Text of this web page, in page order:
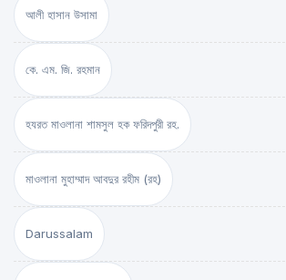
আলী হাসান উসামা
কে. এম. জি. রহমান
হযরত মাওলানা শামসুল হক ফরিদপুরী রহ.
মাওলানা মুহাম্মাদ আবদুর রহীম (রহ)
Darussalam